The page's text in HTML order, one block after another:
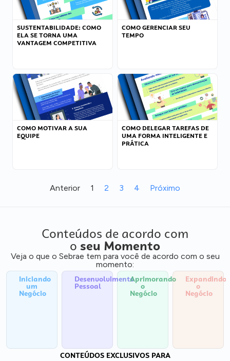
SUSTENTABILIDADE: COMO
ELA SE TORNA UMA
VANTAGEM COMPETITIVA
COMO GERENCIAR SEU
TEMPO
COMO MOTIVAR A SUA
EQUIPE
COMO DELEGAR TAREFAS DE
UMA FORMA INTELIGENTE E
PRÁTICA
Anterior 1 2 3 4 Próximo
Conteúdos de acordo com
o seu Momento
Veja o que o Sebrae tem para você de acordo com o seu
momento:
Iniciando
um
Negócio
Desenvolvimento
Pessoal
Aprimorando
o
Negócio
Expandindo
o
Negócio
CONTEÚDOS EXCLUSIVOS PARA